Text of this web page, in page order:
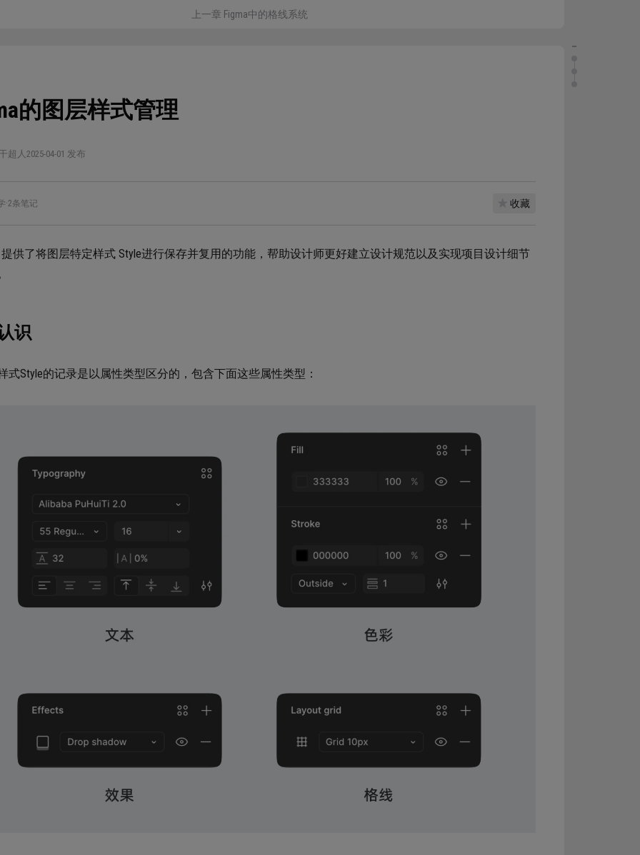
上一章 Figma中的格线系统
的图层样式管理
超人 2025-04-01 发布
·2条笔记 收藏
提供了将图层特定样式 Style进行保存并复用的功能，帮助设计师更好建立设计规范以及实现项目设计细节
识
式Style的记录是以属性类型区分的，包含下面这些属性类型：